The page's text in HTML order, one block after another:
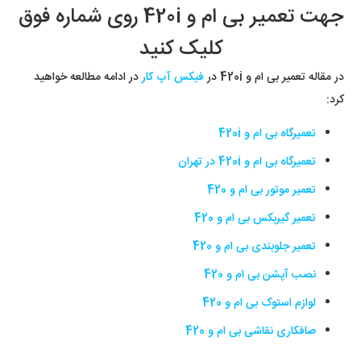
جهت تعمیر بی ام و 420i روی شماره فوق
کلیک کنید
در مقاله تعمیر بی ام و 420i در فیکس آپ کاردر ادامه مطالعه خواهید
کرد:
تعمیرگاه بی ام و 420i
تعمیرگاه بی ام و 420i در تهران
تعمیر موتور بی ام و 420
تعمیر گیربکس بی ام و 420
تعمیر جلوبندی بی ام و 420
نصب آپشن بی ام و 420
لوازم استوک بی ام و 420
صافکاری نقاشی بی ام و 420